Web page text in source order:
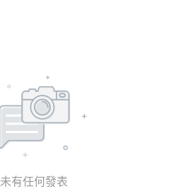
未有任何發表